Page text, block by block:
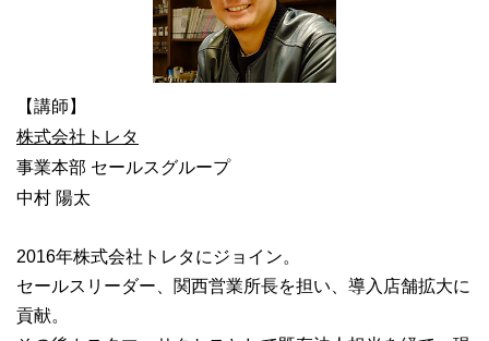
【講師】
株式会社トレタ
事業本部 セールスグループ
中村 陽太
2016年株式会社トレタにジョイン。
セールスリーダー、関西営業所長を担い、導入店舗拡大に
貢献。